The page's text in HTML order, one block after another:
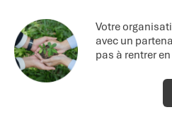
Votre
avec un
pas à rentrer